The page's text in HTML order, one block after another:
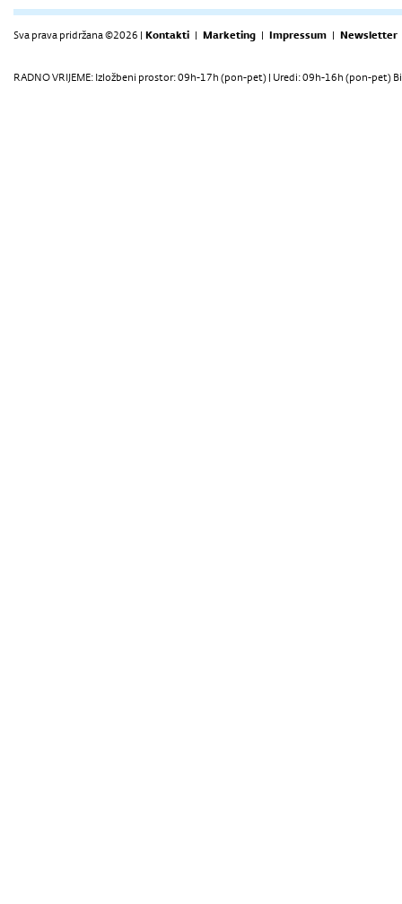
Sva prava pridržana ©2026 | Kontakti | Marketing | Impressum | Newsletter
RADNO VRIJEME: Izložbeni prostor: 09h-17h (pon-pet) | Uredi: 09h-16h (pon-pet)